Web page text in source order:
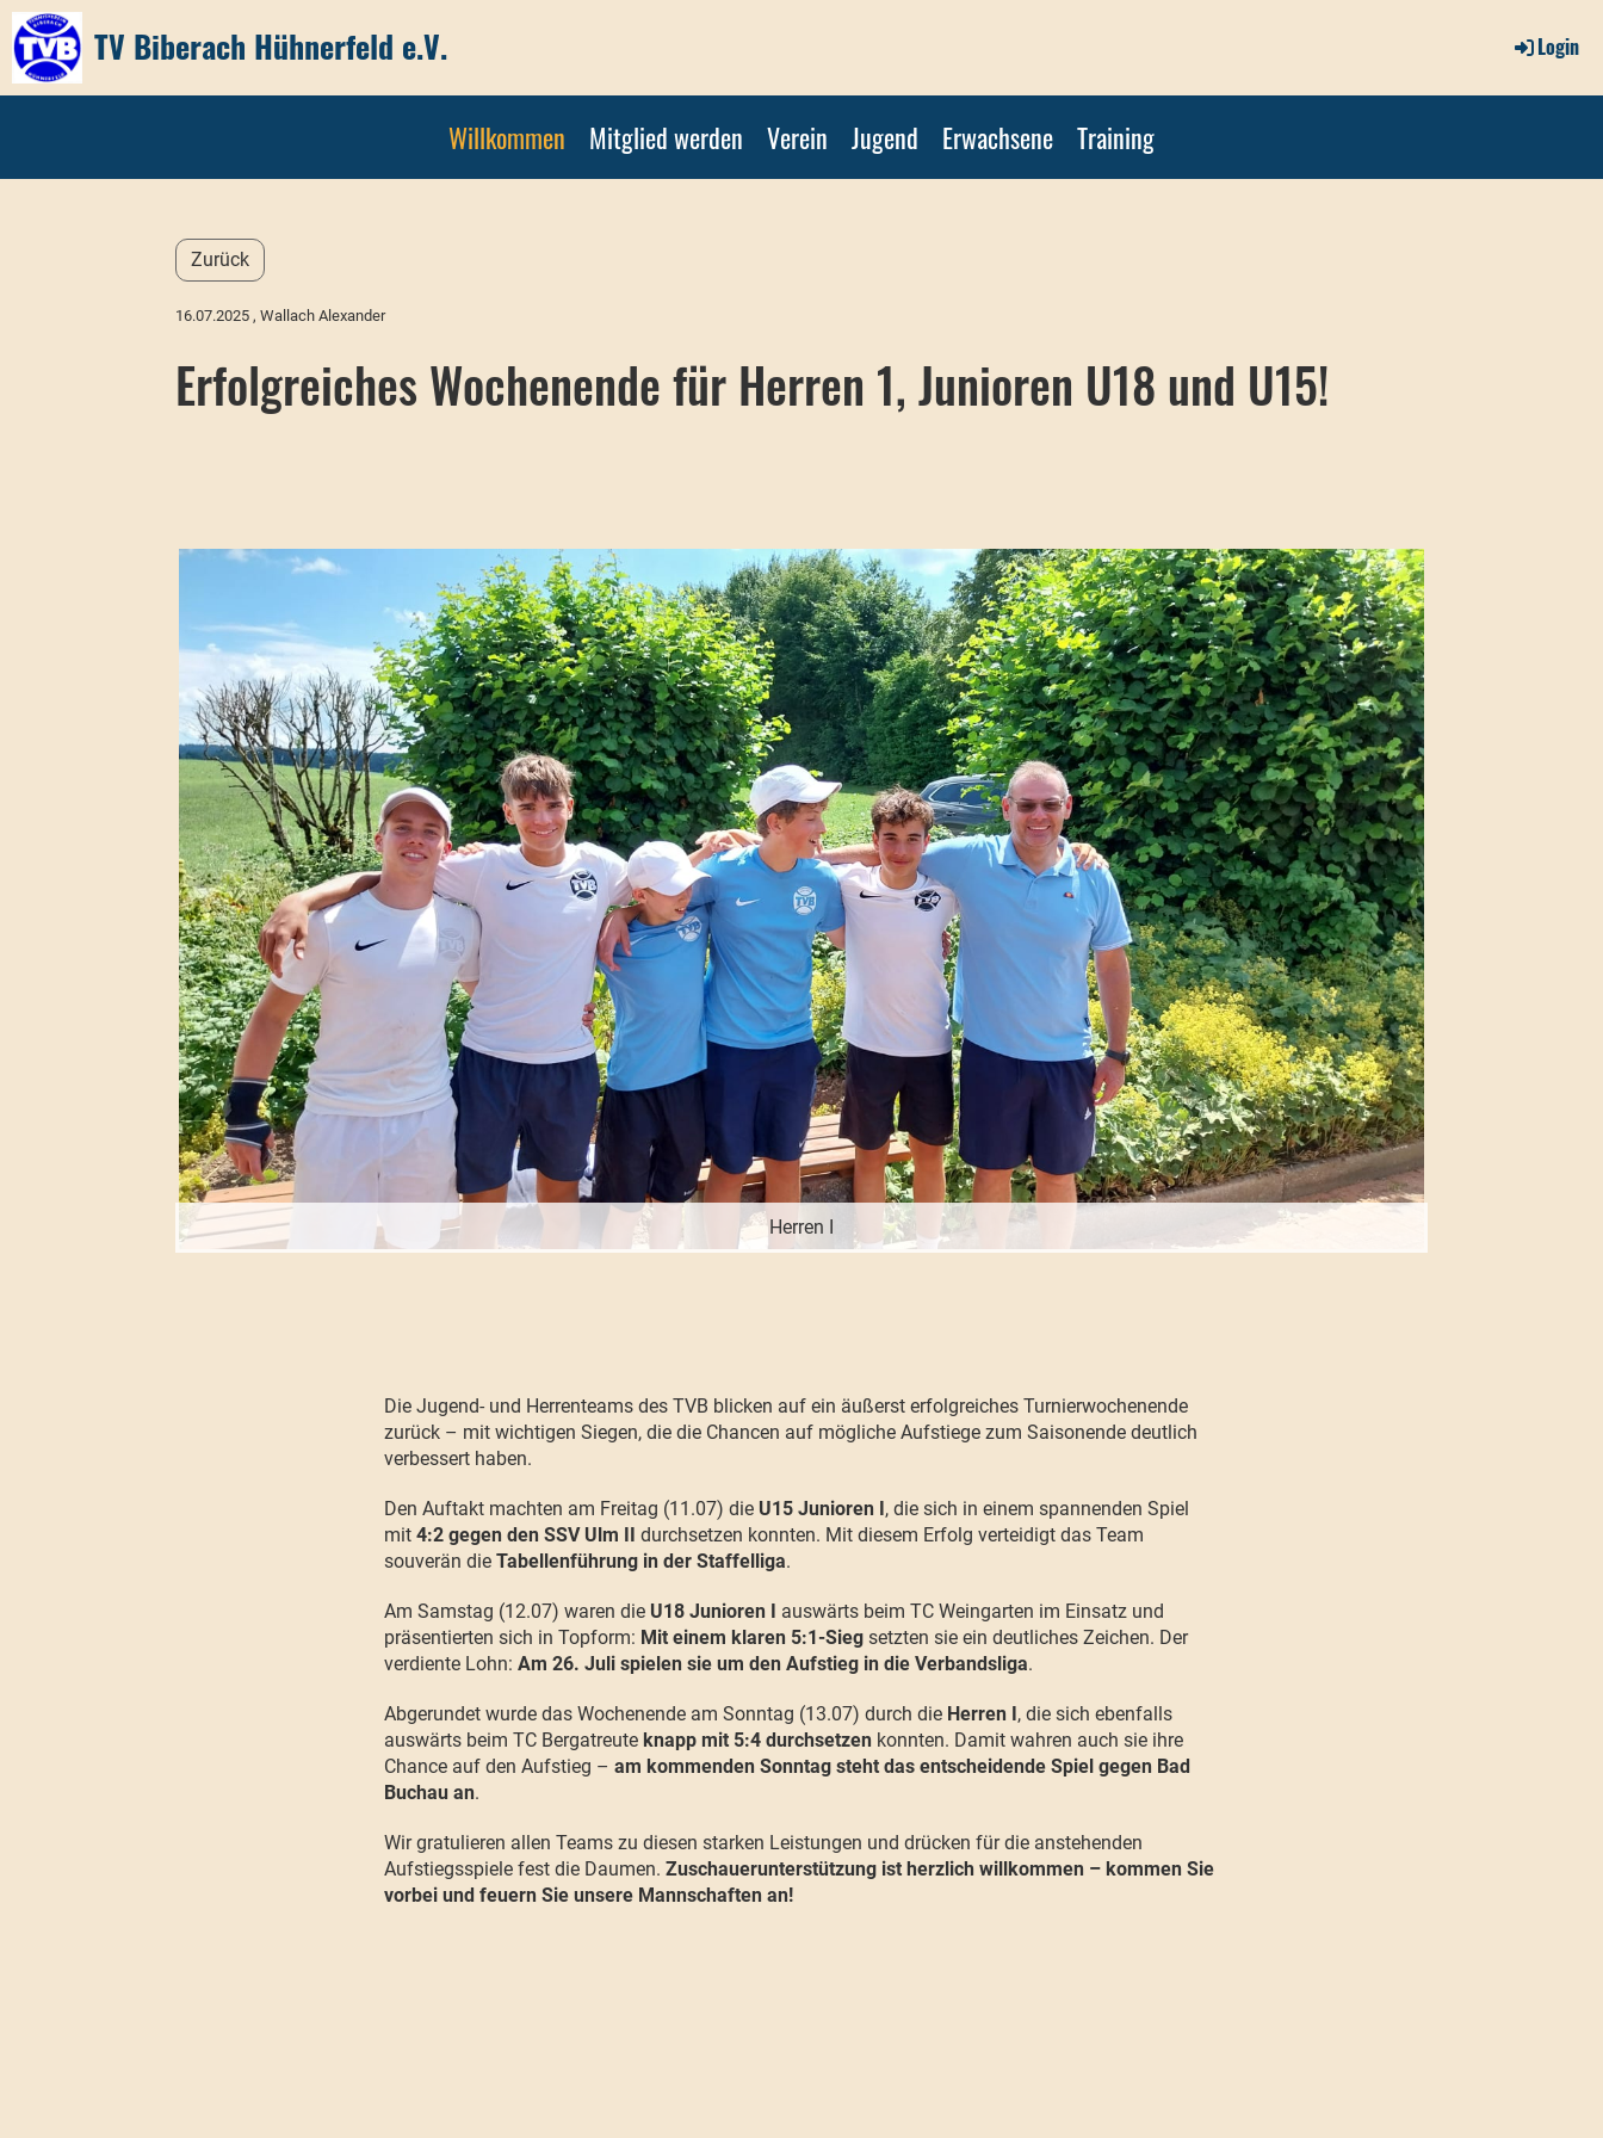
TV Biberach Hühnerfeld e.V. Login
Willkommen Mitglied werden Verein Jugend Erwachsene Training
Zurück
16.07.2025 , Wallach Alexander
Erfolgreiches Wochenende für Herren 1, Junioren U18 und U15!
Herren I
Die Jugend- und Herrenteams des TVB blicken auf ein äußerst erfolgreiches Turnierwochenende
zurück – mit wichtigen Siegen, die die Chancen auf mögliche Aufstiege zum Saisonende deutlich
verbessert haben.
Den Auftakt machten am Freitag (11.07) die U15 Junioren I, die sich in einem spannenden Spiel
mit 4:2 gegen den SSV Ulm II durchsetzen konnten. Mit diesem Erfolg verteidigt das Team
souverän die Tabellenführung in der Staffelliga.
Am Samstag (12.07) waren die U18 Junioren I auswärts beim TC Weingarten im Einsatz und
präsentierten sich in Topform: Mit einem klaren 5:1-Siegsetzten sie ein deutliches Zeichen. Der
verdiente Lohn: Am 26. Juli spielen sie um den Aufstieg in die Verbandsliga.
Abgerundet wurde das Wochenende am Sonntag (13.07) durch die Herren I, die sich ebenfalls
auswärts beim TC Bergatreute knapp mit 5:4 durchsetzenkonnten. Damit wahren auch sie ihre
Chance auf den Aufstieg – am kommenden Sonntag steht das entscheidende Spiel gegen Bad
Buchau an.
Wir gratulieren allen Teams zu diesen starken Leistungen und drücken für die anstehenden
Aufstiegsspiele fest die Daumen. Zuschauerunterstützung ist herzlich willkommen – kommen Sie
vorbei und feuern Sie unsere Mannschaften an!